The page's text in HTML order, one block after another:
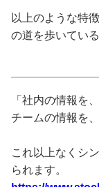
以上のような特
の道を歩いてい
「社内の情報を
チームの情報を
これ以上なくシ
られます。